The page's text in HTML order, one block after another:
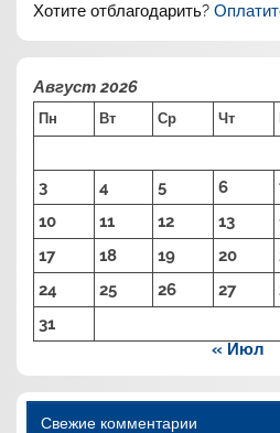
Хотите отблагодарить?
Август 2026
Пн Вт Ср Чт
3
4 5 6
10
11 12 13
17
18 19 20
24
25 26 27
31
« Июл
Свежие комментарии